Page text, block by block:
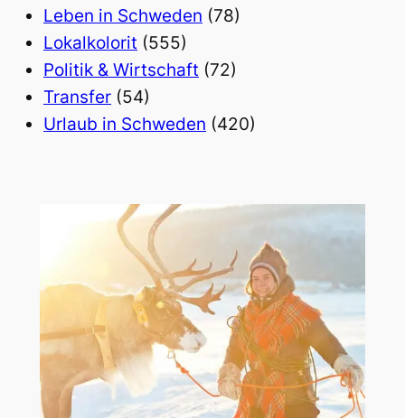
Leben in Schweden (78)
Lokalkolorit (555)
Politik & Wirtschaft (72)
Transfer (54)
Urlaub in Schweden (420)